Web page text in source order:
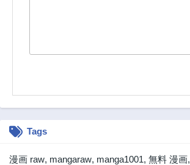
Tags
漫画 raw, mangaraw, manga1001, 無料 漫画,